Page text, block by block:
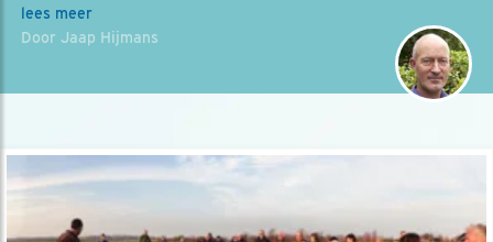
lees meer
Door Jaap Hijmans